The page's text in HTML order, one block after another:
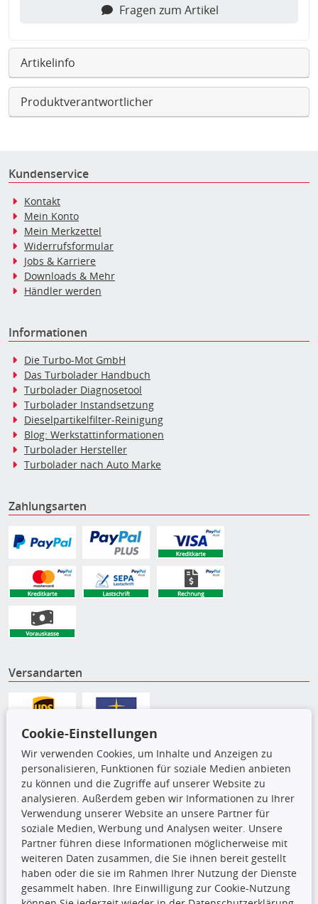
Fragen zum Artikel
Artikelinfo
Produktverantwortlicher
Kundenservice
Kontakt
Mein Konto
Mein Merkzettel
Widerrufsformular
Jobs & Karriere
Downloads & Mehr
Händler werden
Informationen
Die Turbo-Mot GmbH
Das Turbolader Handbuch
Turbolader Diagnosetool
Turbolader Instandsetzung
Dieselpartikelfilter-Reinigung
Blog: Werkstattinformationen
Turbolader Hersteller
Turbolader nach Auto Marke
Zahlungsarten
Versandarten
Die hier angezeigten Daten,
insbesondere die gesamte Datenbank,
dürfen nicht kopiert werden. Es ist zu
unterlassen, die Daten oder die gesamte Datenbank ohne
Cookie-Einstellungen
Wir verwenden Cookies, um Inhalte und Anzeigen zu
personalisieren, Funktionen für soziale Medien anbieten
zu können und die Zugriffe auf unserer Website zu
analysieren. Außerdem geben wir Informationen zu Ihrer
Verwendung unserer Website an unsere Partner für
soziale Medien, Werbung und Analysen weiter. Unsere
Partner führen diese Informationen möglicherweise mit
weiteren Daten zusammen, die Sie ihnen bereit gestellt
haben oder die sie im Rahmen Ihrer Nutzung der Dienste
gesammelt haben. Ihre Einwilligung zur Cookie-Nutzung